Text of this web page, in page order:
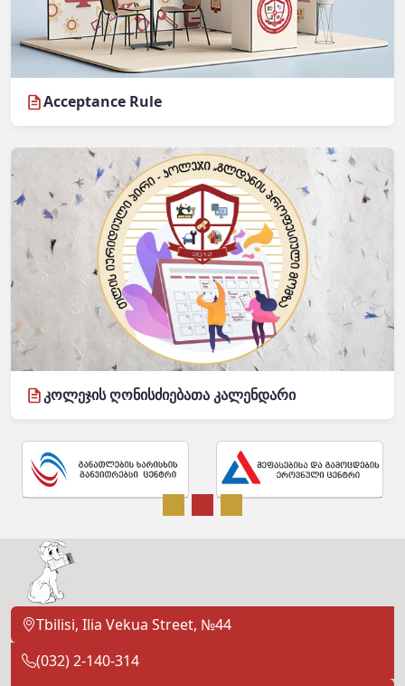
Acceptance Rule
კოლეჯის ღონისძიებათა კალენდარი
Tbilisi, Ilia Vekua Street, №44
(032) 2-140-314